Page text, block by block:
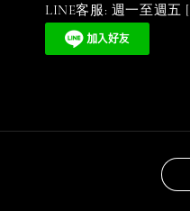
LINE客服: 週一至週五 [